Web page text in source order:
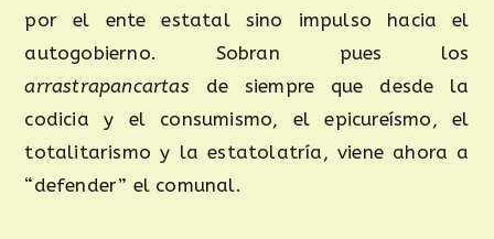
por el ente estatal sino impulso hacia el
autogobierno. Sobran pues los
arrastrapancartasde siempre que desde la
codicia y el consumismo, el epicureísmo, el
totalitarismo y la estatolatría, viene ahora a
“defender” el comunal.